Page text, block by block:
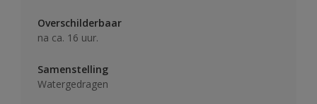
Overschilderbaar
na ca. 16 uur.
Samenstelling
Watergedragen